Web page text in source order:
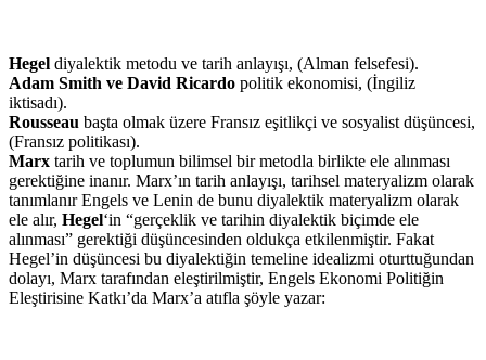
Hegel diyalektik metodu ve tarih anlayışı, (Alman felsefesi).
Adam Smith ve David Ricardo politik ekonomisi, (İngiliz
iktisadı).
Rousseau başta olmak üzere Fransız eşitlikçi ve sosyalist düşüncesi,
(Fransız politikası).
Marx tarih ve toplumun bilimsel bir metodla birlikte ele alınması
gerektiğine inanır. Marx’ın tarih anlayışı, tarihsel materyalizm olarak
tanımlanır Engels ve Lenin de bunu diyalektik materyalizm olarak
ele alır, Hegel‘in “gerçeklik ve tarihin diyalektik biçimde ele
alınması” gerektiği düşüncesinden oldukça etkilenmiştir. Fakat
Hegel’in düşüncesi bu diyalektiğin temeline idealizmi oturttuğundan
dolayı, Marx tarafından eleştirilmiştir, Engels Ekonomi Politiğin
Eleştirisine Katkı’da Marx’a atıfla şöyle yazar: